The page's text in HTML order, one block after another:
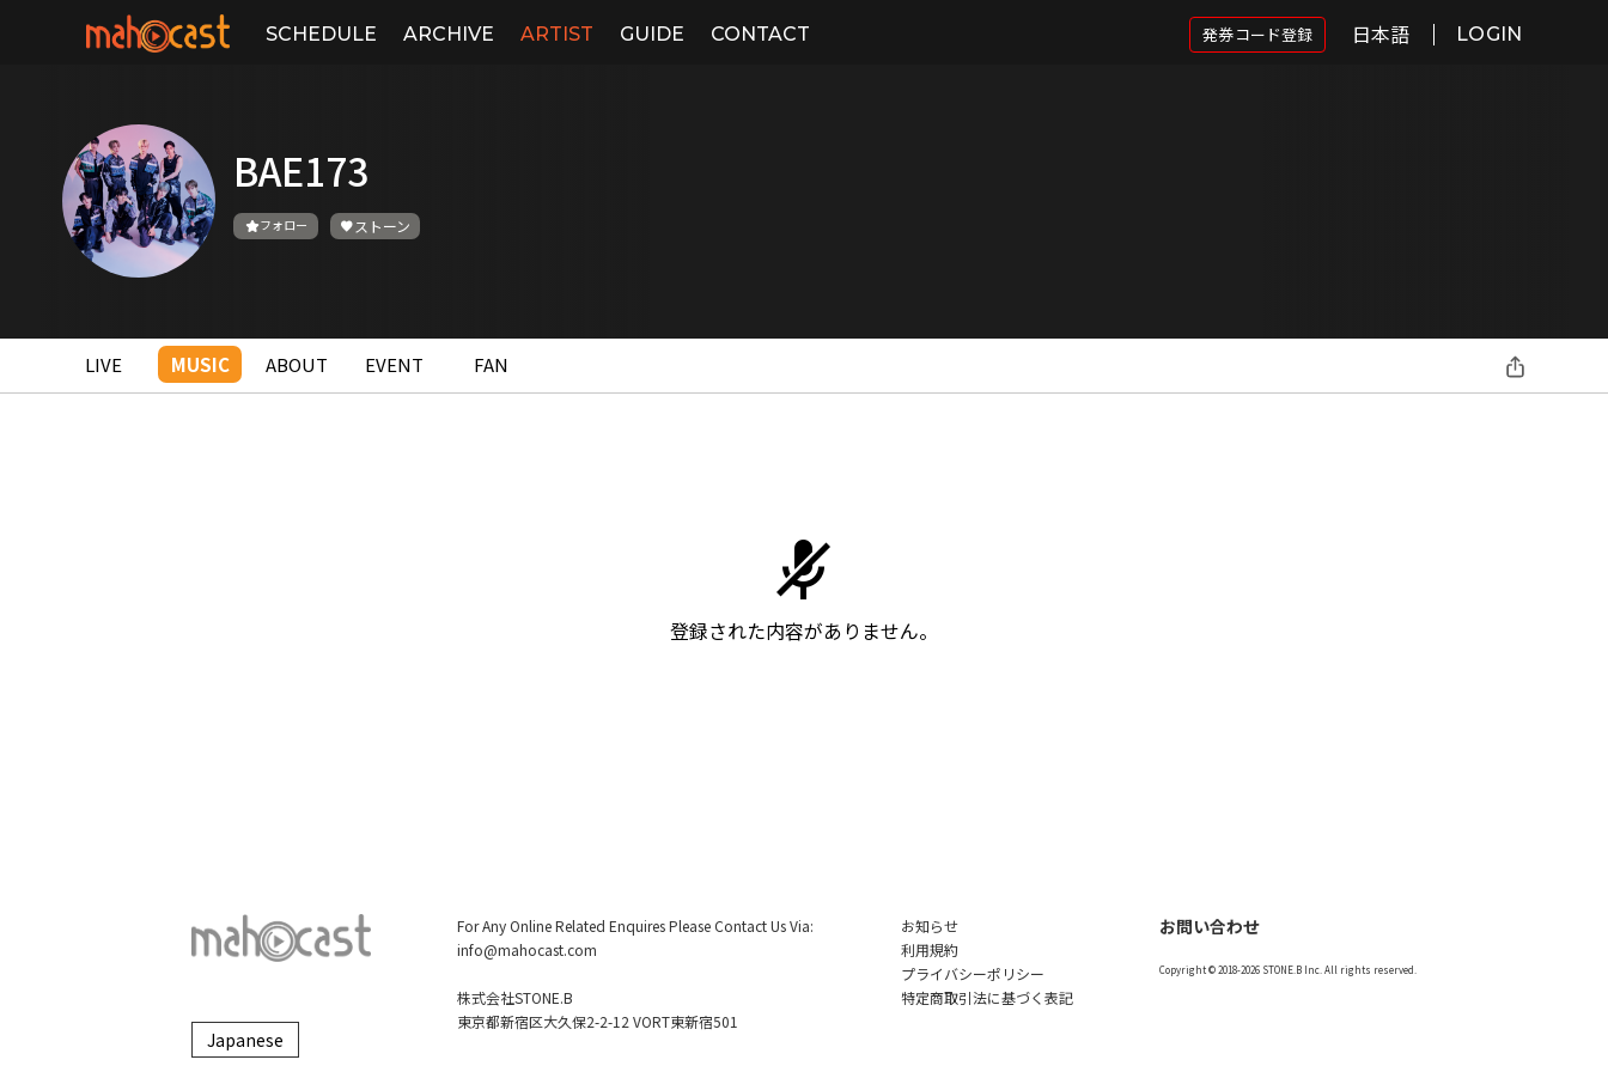
SCHEDULE ARCHIVE ARTIST GUIDE CONTACT 発券コード登録 日本語 LOGIN
BAE173
フォロー ストーン
LIVE MUSIC ABOUT EVENT FAN
登録された内容がありません。
For Any Online Related Enquires Please Contact Us Via:
info@mahocast.com
株式会社STONE.B
東京都新宿区大久保2-2-12 VORT東新宿501
お知らせ
利用規約
プライバシーポリシー
特定商取引法に基づく表記
お問い合わせ
Copyright © 2018-2026 STONE.B Inc. All rights reserved.